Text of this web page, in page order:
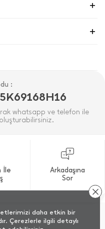
:
whatsapp ve telefon ile
İle
Arkadaşına
Sor
daha etkin bir
Çerezlerle ilgili detaylı